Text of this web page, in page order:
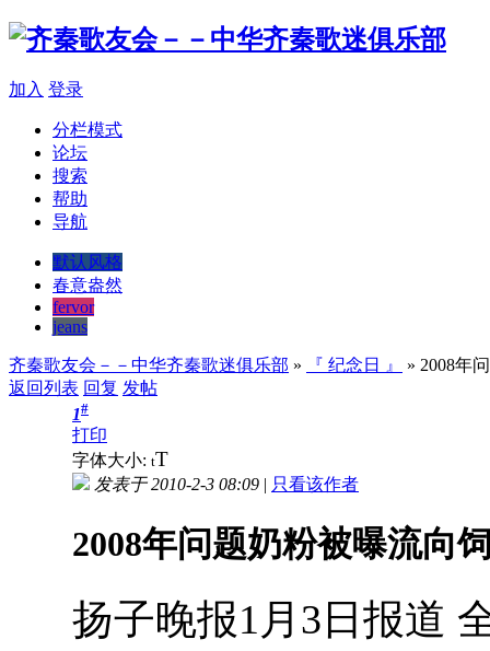
加入 登录
分栏模式
论坛
搜索
帮助
导航
默认风格
春意盎然
fervor
jeans
齐秦歌友会－－中华齐秦歌迷俱乐部 » 『 纪念日 』
» 2008年
返回列表 回复 发帖
1#
打印
字体大小: tT
发表于 2010-2-3 08:09 | 只看该作者
2008年问题奶粉被曝流向
扬子晚报1月3日报道